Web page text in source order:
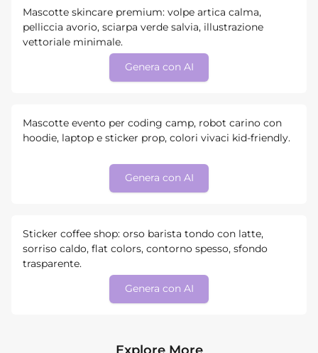
Mascotte skincare premium: volpe artica calma,
pelliccia avorio, sciarpa verde salvia, illustrazione
vettoriale minimale.
Genera con AI
Mascotte evento per coding camp, robot carino con
hoodie, laptop e sticker prop, colori vivaci kid-friendly.
Genera con AI
Sticker coffee shop: orso barista tondo con latte,
sorriso caldo, flat colors, contorno spesso, sfondo
trasparente.
Genera con AI
Explore More